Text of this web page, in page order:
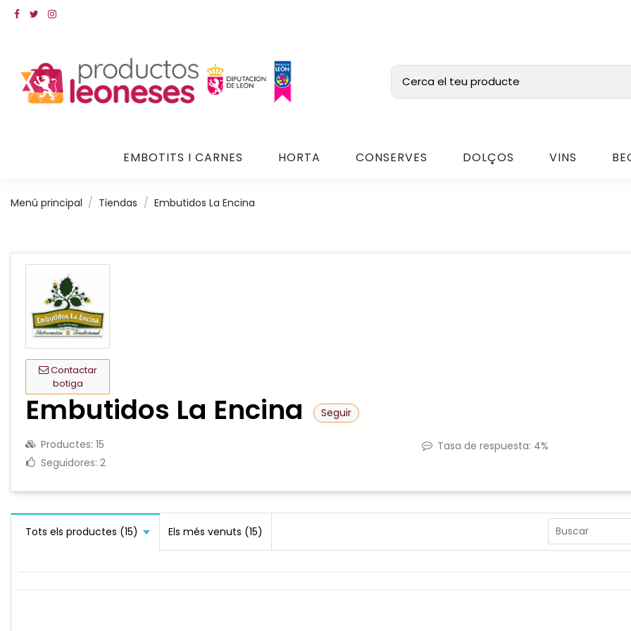
EMBOTITS I CARNES HORTA CONSERVES DOLÇOS VINS
Menú principal Tiendas Embutidos La Encina
Contactar
botiga
Embutidos La Encina Seguir
Productes: 15
Seguidores: 2
Tasa de respuesta: 4%
Tots els productes (15) Els més venuts (15)